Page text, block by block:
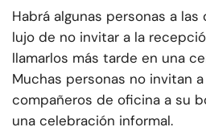
Habrá algunas personas a
lujo de no invitar a la
llamarlos más tarde en una
Muchas personas no invitan
compañeros de oficina a su
una celebración informal.